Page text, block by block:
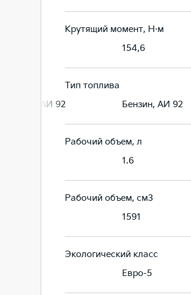
Крутящий момент, Н·м
154,6
Тип топлива
Бензин, АИ 92 Бензин, АИ 92
Рабочий объем, л
1.6
Рабочий объем, см3
1591
Экологический класс
Евро-5